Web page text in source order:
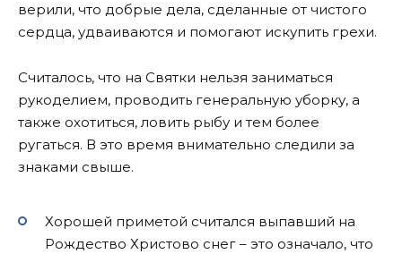
верили, что добрые дела, сделанные от чистого
сердца, удваиваются и помогают искупить грехи.
Считалось, что на Святки нельзя заниматься
рукоделием, проводить генеральную уборку, а
также охотиться, ловить рыбу и тем более
ругаться. В это время внимательно следили за
знаками свыше.
Хорошей приметой считался выпавший на
Рождество Христово снег – это означало, что